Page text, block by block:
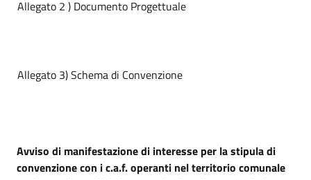
Allegato 2 ) Documento Progettuale
Allegato 3) Schema di Convenzione
Avviso di manifestazione di interesse per la stipula di
convenzione con i c.a.f. operanti nel territorio comunale